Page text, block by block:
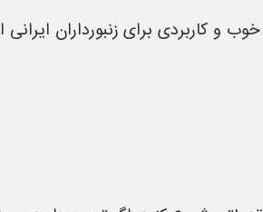
برای زنبورداران ایرانی